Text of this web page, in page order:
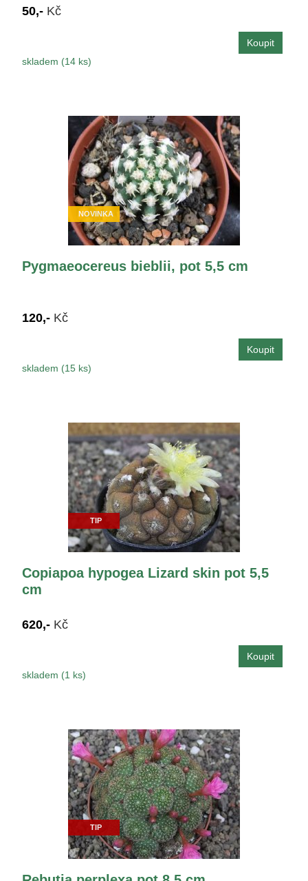
50,- Kč
skladem (14 ks)
NOVINKA
Pygmaeocereus bieblii, pot 5,5 cm
120,- Kč
skladem (15 ks)
TIP
Copiapoa hypogea Lizard skin pot 5,5
cm
620,- Kč
skladem (1 ks)
TIP